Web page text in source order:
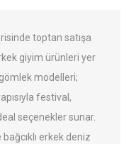
toptan satışa
giyim ürünleri yer
modelleri;
festival,
seçenekler sunar.
bağcıklı erkek deniz